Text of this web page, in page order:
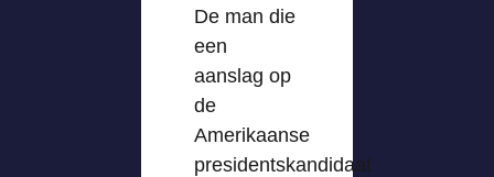
De man die
een
aanslag op
de
Amerikaanse
presidentskandidaat